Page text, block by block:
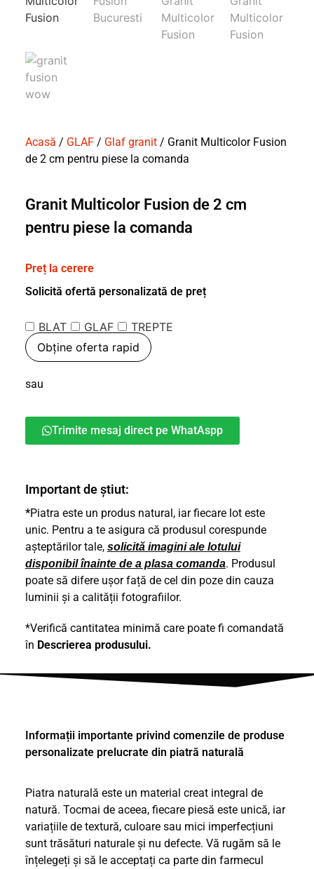
Acasă / GLAF/ Glaf granit/ Granit Multicolor Fusion
de 2 cm pentru piese la comanda
Granit Multicolor Fusion de 2 cm
pentru piese la comanda
Preț la cerere
Solicită ofertă personalizată de preț
BLAT GLAF
TREPTE
Obține oferta rapid
sau
Trimite mesaj direct pe WhatAspp
Important de știut:
*Piatra este un produs natural, iar fiecare lot este
unic. Pentru a te asigura că produsul corespunde
așteptărilor tale, solicită imagini ale lotului
disponibil înainte de a plasa comanda. Produsul
poate să difere ușor față de cel din poze din cauza
luminii și a calității fotografiilor.
*Verifică cantitatea minimă care poate fi comandată
în Descrierea produsului.
Informații importante privind comenzile de produse
personalizate prelucrate din piatră naturală
Piatra naturală este un material creat integral de
natură. Tocmai de aceea, fiecare piesă este unică, iar
variațiile de textură, culoare sau mici imperfecțiuni
sunt trăsături naturale și nu defecte. Vă rugăm să le
înțelegeți și să le acceptați ca parte din farmecul